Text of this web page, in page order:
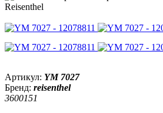
Артикул: YM 7027
Бренд: reisenthel
3600151